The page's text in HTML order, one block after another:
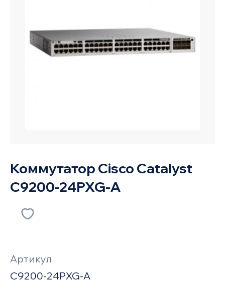
Коммутатор Cisco Catalyst
C9200-24PXG-A
Артикул
C9200-24PXG-A